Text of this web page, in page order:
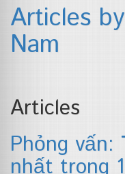
Articles
Nam
Articles
Phỏng vấn:
nhất trong